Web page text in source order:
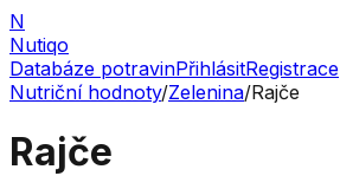
N
Nutiqo
Databáze potravinPřihlásitRegistrace
Nutriční hodnoty/Zelenina/Rajče
Rajče